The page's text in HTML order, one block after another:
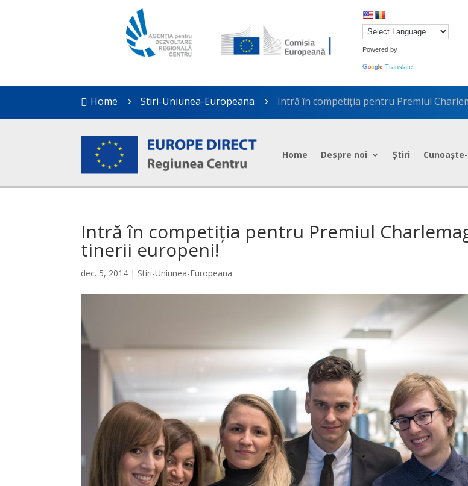
Powered by
Translate
 Home 5 Stiri-Uniunea-Europeana 5 Intră în competiţia pentru Premiul
Home Despre noi Știri
Intră în competiţia pentru Premiul
tinerii europeni!
dec. 5, 2014 | Stiri-Uniunea-Europeana